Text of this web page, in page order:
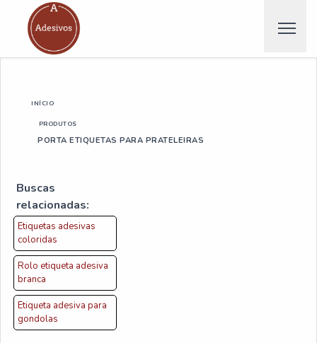
INÍCIO
PRODUTOS
PORTA ETIQUETAS PARA PRATELEIRAS
Buscas
relacionadas:
Etiquetas adesivas
coloridas
Rolo etiqueta adesiva
branca
Etiqueta adesiva para
gondolas